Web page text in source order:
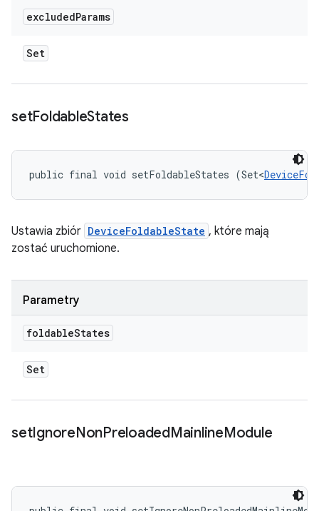
excludedParams
Set
setFoldableStates
public final void setFoldableStates (Set<
Ustawia zbiór DeviceFoldableState , które mają
zostać uruchomione.
Parametry
foldableStates
Set
setIgnoreNonPreloadedMainlineModule